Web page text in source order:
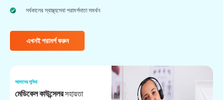
সর্বকালের স্বাস্থ্যসেবা পরামর্শদাতা সমর্থন
এখনই পরামর্শ করুন
আমাদের সুবিধা
মেডিকেল কাউন্সেলরসহায়তা